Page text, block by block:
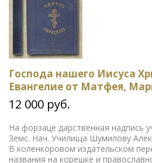
Господа нашего Иисуса
Евангелие от Матфея,
12 000 руб.
На форзаце дарственная надпись
Земс. Нач. Училища Шумилову
В коленкоровом издательском
названия на корешке и